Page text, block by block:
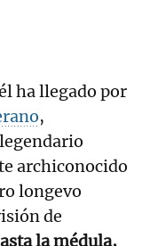
ha llegado por
,
archiconocido
longevo
de
la médula,